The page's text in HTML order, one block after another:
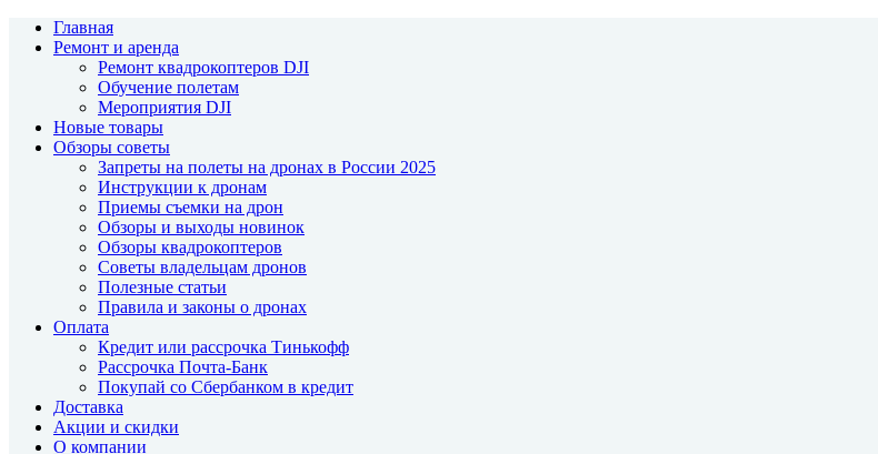
Главная
Ремонт и аренда
Ремонт квадрокоптеров DJI
Обучение полетам
Мероприятия DJI
Новые товары
Обзоры советы
Запреты на полеты на дронах в России 2025
Инструкции к дронам
Приемы съемки на дрон
Обзоры и выходы новинок
Обзоры квадрокоптеров
Советы владельцам дронов
Полезные статьи
Правила и законы о дронах
Оплата
Кредит или рассрочка Тинькофф
Рассрочка Почта-Банк
Покупай со Сбербанком в кредит
Доставка
Акции и скидки
О компании